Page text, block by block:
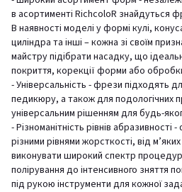
в асортименті RichcoloR знайдуться
В наявності моделі у формі кулі,
циліндра та інші – кожна зі своїм
майстру підібрати насадку, що
покриття, корекції форми або
- Універсальність - фрези підходять
педикюру, а також для подологічних
універсальним рішенням для будь-
- Різноманітність рівнів
різними рівнями жорсткості, від
виконувати широкий спектр
полірування до інтенсивного зняття
під рукою інструменти для кожної